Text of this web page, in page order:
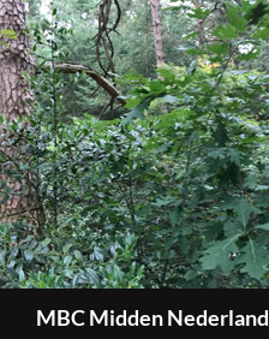
MBC Midden Nederland